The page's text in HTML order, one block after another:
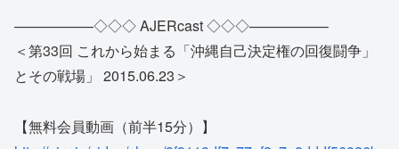
—————–◇◇◇ AJERcast ◇◇◇—————–
＜第33回 これから始まる「沖縄自己決定権の回復闘争」
とその戦場」 2015.06.23＞
【無料会員動画（前半15分）】